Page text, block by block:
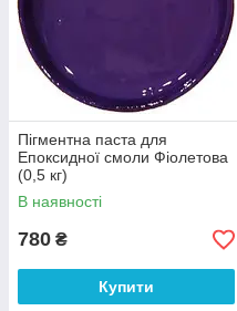
Пігментна паста для
Епоксидної смоли Фіолетова
(0,5 кг)
В наявності
780 ₴
Купити